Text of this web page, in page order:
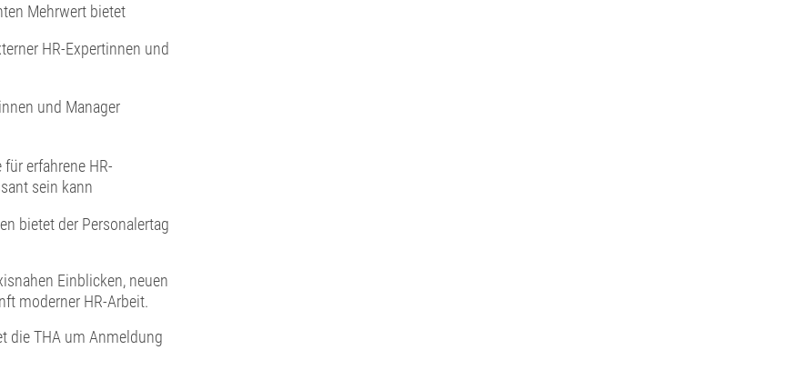
Mehrwert bietet
HR-Expertinnen und
und Manager
erfahrene HR-
sein kann
bietet der Personalertag
Einblicken, neuen
moderner HR-Arbeit.
die THA um Anmeldung